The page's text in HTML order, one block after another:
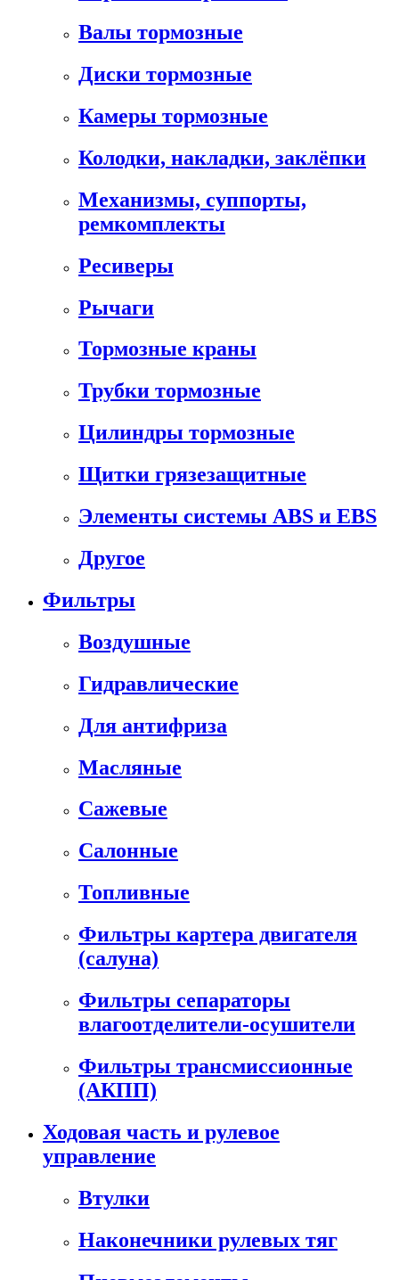
Валы тормозные
Диски тормозные
Камеры тормозные
Колодки, накладки, заклёпки
Механизмы, суппорты,
ремкомплекты
Ресиверы
Рычаги
Тормозные краны
Трубки тормозные
Цилиндры тормозные
Щитки грязезащитные
Элементы системы ABS и EBS
Другое
Фильтры
Воздушные
Гидравлические
Для антифриза
Масляные
Сажевые
Салонные
Топливные
Фильтры картера двигателя
(салуна)
Фильтры сепараторы
влагоотделители-осушители
Фильтры трансмиссионные
(АКПП)
Ходовая часть и рулевое
управление
Втулки
Наконечники рулевых тяг